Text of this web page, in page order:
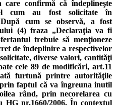
confirmă că îndeplineşte
cum au fost solicitate în
cum se observă, a fost
(4) fraza „Declaraţia va fi
trebuie să menţioneze
de îndeplinire a respectivelor
diverse valori, cantităţi
cele 89 de modificări, art.11
furtună printre autorităţile
faptul că va îngreuna inutil
rând, prin necorelarea cu
HG nr.1660/2006. În contextul